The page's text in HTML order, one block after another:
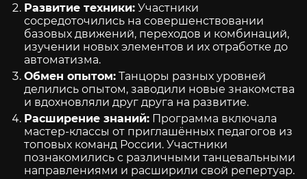
Развитие техники: Участники
сосредоточились на совершенствовании
базовых движений, переходов и комбинаций,
изучении новых элементов и их отработке до
автоматизма.
Обмен опытом: Танцоры разных уровней
делились опытом, заводили новые знакомства
и вдохновляли друг друга на развитие.
Расширение знаний: Программа включала
мастер-классы от приглашённых педагогов из
топовых команд России. Участники
познакомились с различными танцевальными
направлениями и расширили свой репертуар.